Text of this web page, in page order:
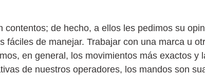
contentos; de hecho, a ellos les pedimos su
fáciles de manejar. Trabajar con una marca u
en general, los movimientos más exactos y
de nuestros operadores, los mandos son